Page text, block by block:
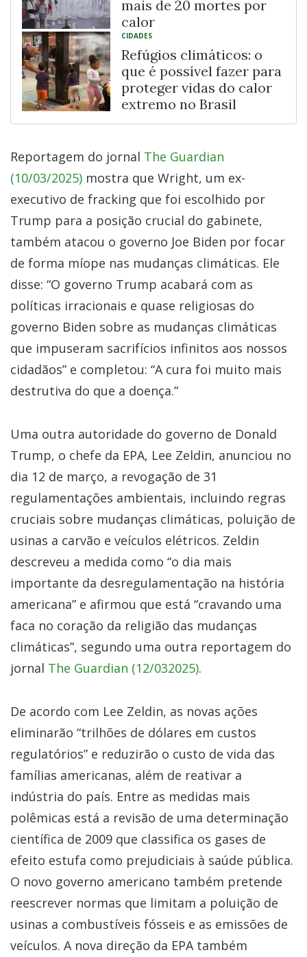
mais de 20 mortes por
calor
CIDADES
Refúgios climáticos: o
que é possível fazer para
proteger vidas do calor
extremo no Brasil
Reportagem do jornal The Guardian
(10/03/2025) mostra que Wright, um ex-
executivo de fracking que foi escolhido por
Trump para a posição crucial do gabinete,
também atacou o governo Joe Biden por focar
de forma míope nas mudanças climáticas. Ele
disse: “O governo Trump acabará com as
políticas irracionais e quase religiosas do
governo Biden sobre as mudanças climáticas
que impuseram sacrifícios infinitos aos nossos
cidadãos” e completou: “A cura foi muito mais
destrutiva do que a doença.”
Uma outra autoridade do governo de Donald
Trump, o chefe da EPA, Lee Zeldin, anunciou no
dia 12 de março, a revogação de 31
regulamentações ambientais, incluindo regras
cruciais sobre mudanças climáticas, poluição de
usinas a carvão e veículos elétricos. Zeldin
descreveu a medida como “o dia mais
importante da desregulamentação na história
americana” e afirmou que está “cravando uma
faca no coração da religião das mudanças
climáticas”, segundo uma outra reportagem do
jornal The Guardian (12/032025).
De acordo com Lee Zeldin, as novas ações
eliminarão “trilhões de dólares em custos
regulatórios” e reduzirão o custo de vida das
famílias americanas, além de reativar a
indústria do país. Entre as medidas mais
polêmicas está a revisão de uma determinação
científica de 2009 que classifica os gases de
efeito estufa como prejudiciais à saúde pública.
O novo governo americano também pretende
reescrever normas que limitam a poluição de
usinas a combustíveis fósseis e as emissões de
veículos. A nova direção da EPA também